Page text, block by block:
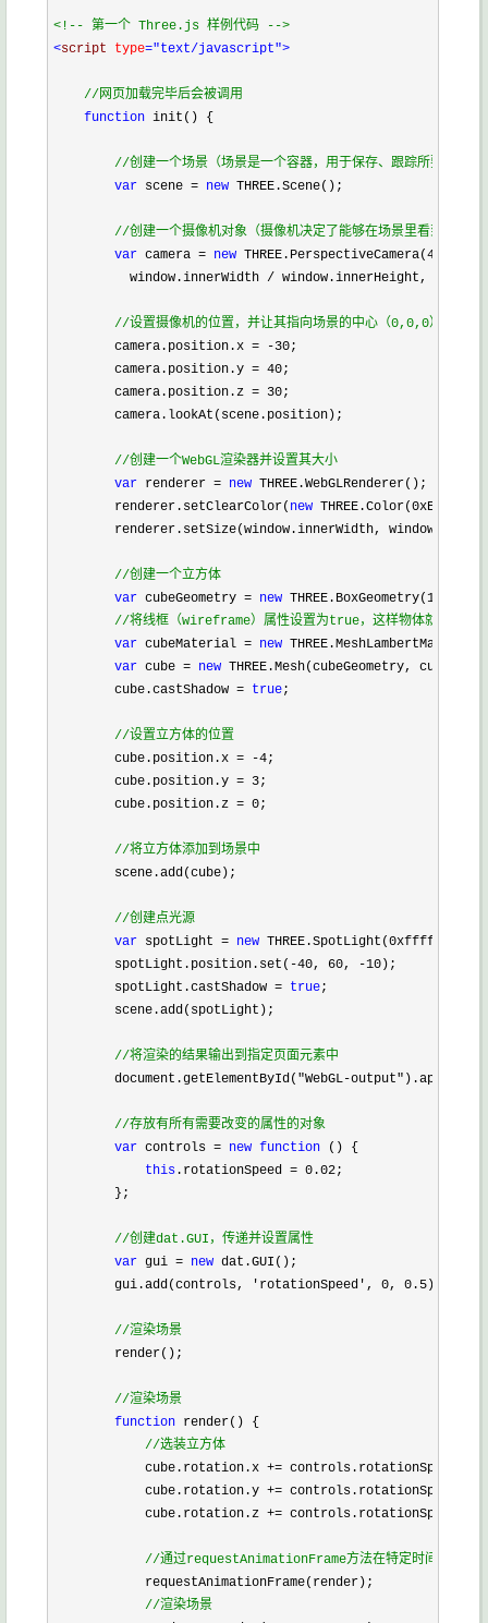
<!-- 第一个 Three.js 样例代码
-->
<script type="text/javascript">
// 网页加载完毕后会被调用
function init() {
//创建一个场景（场景是一个容器，用于保存、跟踪所要渲染的
var scene = new THREE.Scene();
//创建一个摄像机对象（摄像机决定了能够在场景里看到什么）
var camera = new THREE.PerspectiveCamera(45
          window.innerWidth
/ window.innerHeight,
//设置摄像机的位置，并让其指向场景的中心（0,0,0）
        camera.position.x
= -30;
        camera.position.y
= 40;
        camera.position.z
= 30;
        camera.lookAt(scene.position);
//创建一个WebGL渲染器并设置其大小
var renderer = new THREE.WebGLRenderer();
        renderer.setClearColor(
new THREE.Color(0xEEEEEE
renderer.setSize(window.innerWidth,
//创建一个立方体
var cubeGeometry = new THREE.BoxGeometry(10
//将线框（wireframe）属性设置为true，这样物体就不会被
var cubeMaterial = new
var cube = new THREE.Mesh(cubeGeometry,
        cube.castShadow
= true;
//设置立方体的位置
        cube.position.x
= -4;
        cube.position.y
= 3;
        cube.position.z
= 0;
//将立方体添加到场景中
        scene.add(cube);
//创建点光源
var spotLight = new THREE.SpotLight(0xffffff
        spotLight.position.set(
-40, 60, -10 );
        spotLight.castShadow
= true;
        scene.add(spotLight);
//将渲染的结果输出到指定页面元素中
        document.getElementById(
"WebGL-output"
//存放有所有需要改变的属性的对象
var controls = new function () {
this .rotationSpeed = 0.02;
        };
//创建dat.GUI，传递并设置属性
var gui = new dat.GUI();
        gui.add(controls,
' rotationSpeed ' , 0, 0.5 );
//渲染场景
        render();
//渲染场景
function render() {
//选装立方体
            cube.rotation.x
+= controls.rotationSpeed;
            cube.rotation.y
+= controls.rotationSpeed;
            cube.rotation.z
+= controls.rotationSpeed;
//通过requestAnimationFrame方法在特定时间间隔重
            requestAnimationFrame(render);
//渲染场景